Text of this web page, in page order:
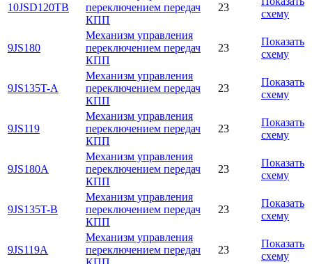
10JSD120TB
переключением передач
КПП
23
схему
9JS180
Механизм управления
переключением передач
КПП
23
Показать
схему
9JS135T-A
Механизм управления
переключением передач
КПП
23
Показать
схему
9JS119
Механизм управления
переключением передач
КПП
23
Показать
схему
9JS180A
Механизм управления
переключением передач
КПП
23
Показать
схему
9JS135T-B
Механизм управления
переключением передач
КПП
23
Показать
схему
9JS119A
Механизм управления
переключением передач
23
Показать
схему